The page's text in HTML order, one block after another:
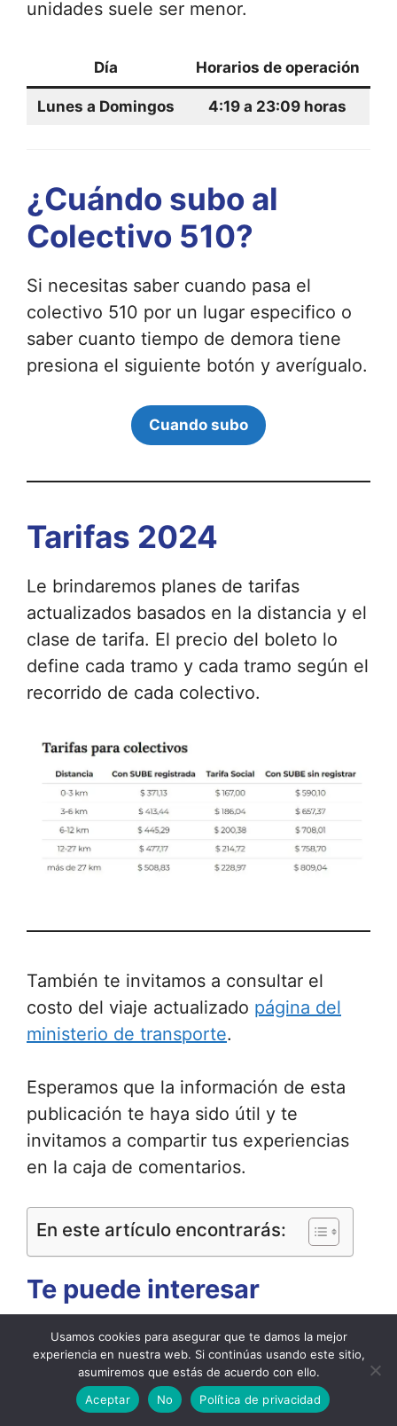
unidades suele ser menor.
Día Horarios de operación
Lunes a Domingos 4:19 a 23:09 horas
¿Cuándo subo al
Colectivo 510?
Si necesitas saber cuando pasa el
colectivo 510 por un lugar especifico o
saber cuanto tiempo de demora tiene
presiona el siguiente botón y averígualo.
Cuando subo
Tarifas 2024
Le brindaremos planes de tarifas
actualizados basados ​​en la distancia y el
clase de tarifa. El precio del boleto lo
define cada tramo y cada tramo según el
recorrido de cada colectivo.
También te invitamos a consultar el
costo del viaje actualizado página del
ministerio de transporte.
Esperamos que la información de esta
publicación te haya sido útil y te
invitamos a compartir tus experiencias
en la caja de comentarios.
En este artículo encontrarás:
Te puede interesar
Usamos cookies para asegurar que te damos la mejor
experiencia en nuestra web. Si continúas usando este sitio,
asumiremos que estás de acuerdo con ello.
Aceptar
No Política de privacidad